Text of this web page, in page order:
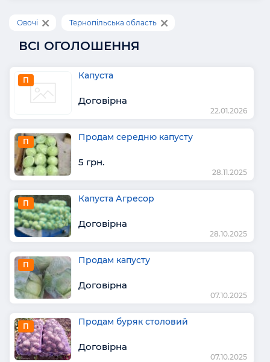
Овочі Тернопільська область
ВСІ ОГОЛОШЕННЯ
П Капуста
Договірна
22.01.2026
П Продам середню капусту
5 грн.
28.11.2025
П Капуста Агресор
Договірна
28.10.2025
П Продам капусту
Договірна
07.10.2025
П Продам буряк столовий
Договірна
07.10.2025